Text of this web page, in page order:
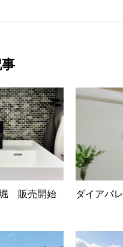
堀 販売開始 ダイアパ